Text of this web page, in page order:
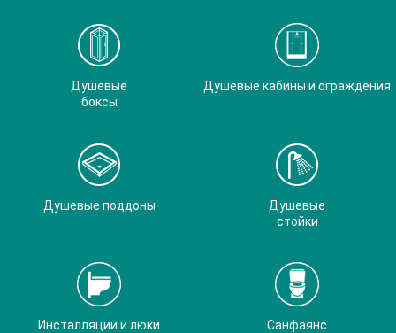
Душевые
боксы
Душевые кабины и ограждения
Душевые поддоны
Душевые
стойки
Инсталляции и люки Санфаянс